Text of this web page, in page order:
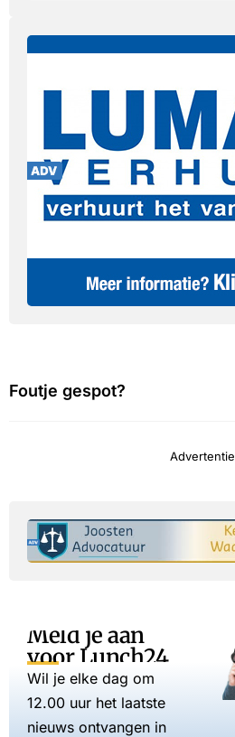
Foutje gespot?
Advertentie
Meld je aan
voor Lunch24
Wil je elke dag om
12.00 uur het laatste
nieuws ontvangen in